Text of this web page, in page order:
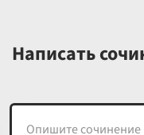
Написать